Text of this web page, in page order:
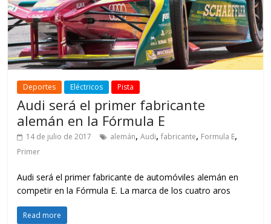
Deportes Eléctricos Pista
Audi será el primer fabricante
alemán en la Fórmula E
14 de julio de 2017 alemán,Audi,fabricante, Formula E,
Primer
Audi será el primer fabricante de automóviles alemán en
competir en la Fórmula E. La marca de los cuatro aros
Read more